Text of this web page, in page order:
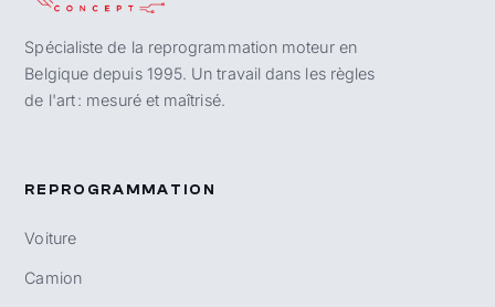
Spécialiste de la reprogrammation moteur en
Belgique depuis 1995. Un travail dans les règles
de l'art : mesuré et maîtrisé.
REPROGRAMMATION
Voiture
Camion